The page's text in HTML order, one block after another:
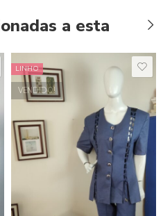
a esta
LINHO
VENDIDO!